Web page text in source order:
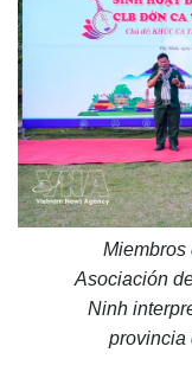
Miembros
Asociación
Ninh
provincia